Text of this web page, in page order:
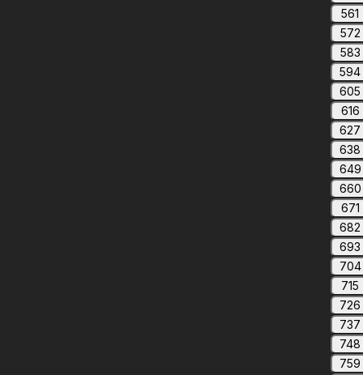
561
572
583
594
605
616
627
638
649
660
671
682
693
704
715
726
737
748
759